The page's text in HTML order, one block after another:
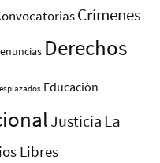
Crímenes
Derechos
Educación
Justicia La
Libres